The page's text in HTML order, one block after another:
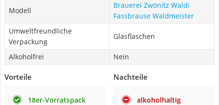
Modell
Brauerei Zwönitz Waldi
Fassbrause Waldmeister
Umweltfreundliche
Verpackung
Glasflaschen
Alkoholfrei Nein
Vorteile
18er-Vorratspack
Nachteile
alkoholhaltig